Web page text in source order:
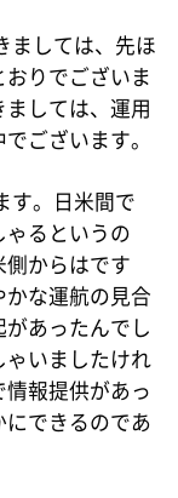
ましては、先ほ
りでございま
しては、運用
ございます。
す。日米間で
るというの
からはです
な運航の見合
あったんでし
ゃいましたけれ
報提供があっ
できるのであ